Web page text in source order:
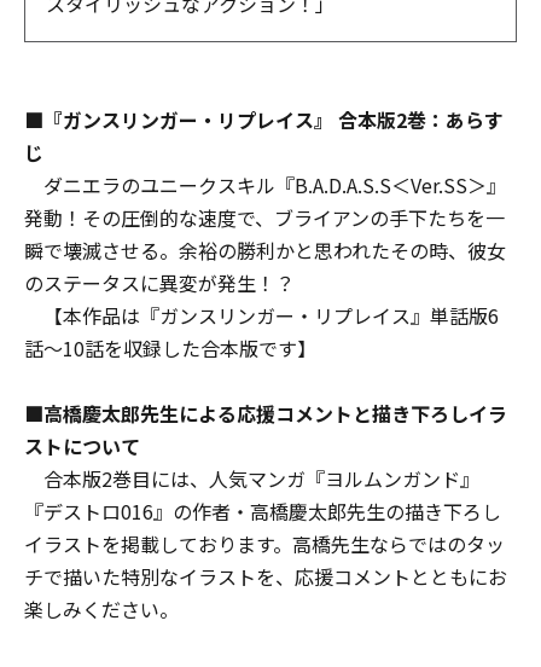
■『ガンスリンガー・リプレイス』 合本版2巻：あらす
じ
ダニエラのユニークスキル『B.A.D.A.S.S＜Ver.SS＞』
発動！その圧倒的な速度で、ブライアンの手下たちを一
瞬で壊滅させる。余裕の勝利かと思われたその時、彼女
のステータスに異変が発生！？
【本作品は『ガンスリンガー・リプレイス』単話版6
話～10話を収録した合本版です】
■高橋慶太郎先生による応援コメントと描き下ろしイラ
ストについて
合本版2巻目には、人気マンガ『ヨルムンガンド』
『デストロ016』の作者・高橋慶太郎先生の描き下ろし
イラストを掲載しております。高橋先生ならではのタッ
チで描いた特別なイラストを、応援コメントとともにお
楽しみください。